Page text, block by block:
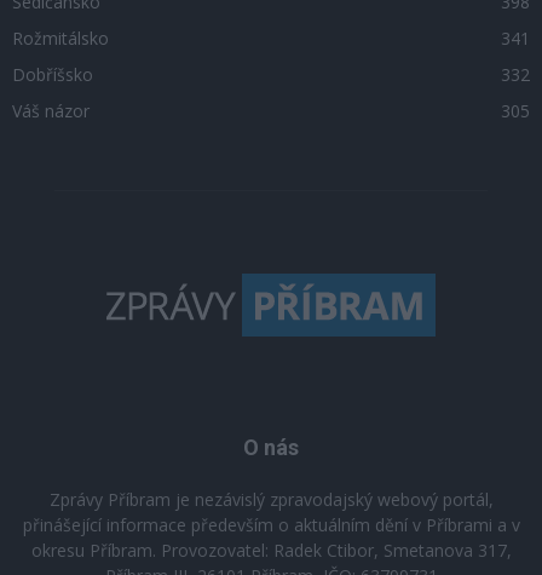
Rožmitálsko
341
Dobříšsko
332
Váš názor
305
O nás
Zprávy Příbram je nezávislý zpravodajský webový portál,
přinášející informace především o aktuálním dění v Příbrami a v
okresu Příbram. Provozovatel: Radek Ctibor, Smetanova 317,